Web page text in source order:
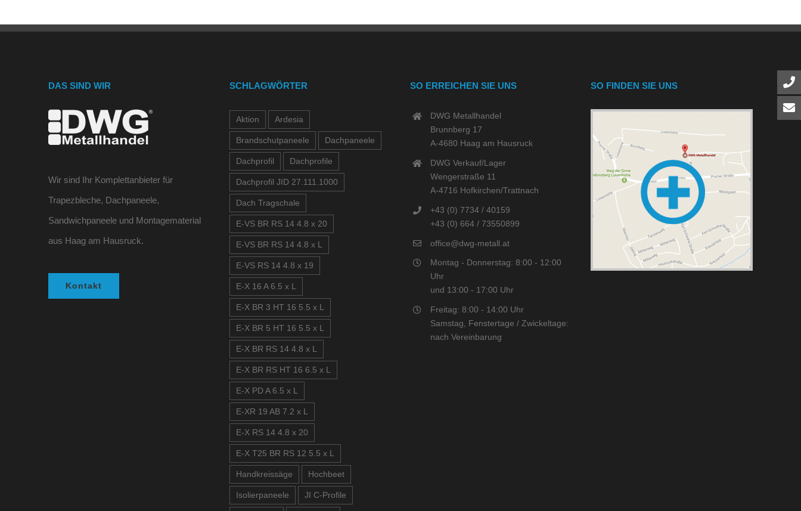
DAS SIND WIR
Wir sind Ihr Komplettanbieter für
Trapezbleche, Dachpaneele,
Sandwichpaneele und Montagematerial
aus Haag am Hausruck.
Kontakt
SCHLAGWÖRTER
Aktion Ardesia
Brandschutpaneele Dachpaneele
Dachprofil Dachprofile
Dachprofil JID 27.111.1000
Dach Tragschale
E-VS BR RS 14 4.8 x 20
E-VS BR RS 14 4.8 x L
E-VS RS 14 4.8 x 19
E-X 16 A 6.5 x L
E-X BR 3 HT 16 5.5 x L
E-X BR 5 HT 16 5.5 x L
E-X BR RS 14 4.8 x L
E-X BR RS HT 16 6.5 x L
E-X PD A 6.5 x L
E-XR 19 AB 7.2 x L
E-X RS 14 4.8 x 20
E-X T25 BR RS 12 5.5 x L
Handkreissäge Hochbeet
Isolierpaneele JI C-Profile
SO ERREICHEN SIE UNS
DWG Metallhandel
Brunnberg 17
A-4680 Haag am Hausruck
DWG Verkauf/Lager
Wengerstraße 11
A-4716 Hofkirchen/Trattnach
+43 (0) 7734 / 40159
+43 (0) 664 / 73550899
office@dwg-metall.at
Montag - Donnerstag: 8:00 - 12:00
Uhr
und 13:00 - 17:00 Uhr
Freitag: 8:00 - 14:00 Uhr
Samstag, Fenstertage / Zwickeltage:
nach Vereinbarung
SO FINDEN SIE UNS